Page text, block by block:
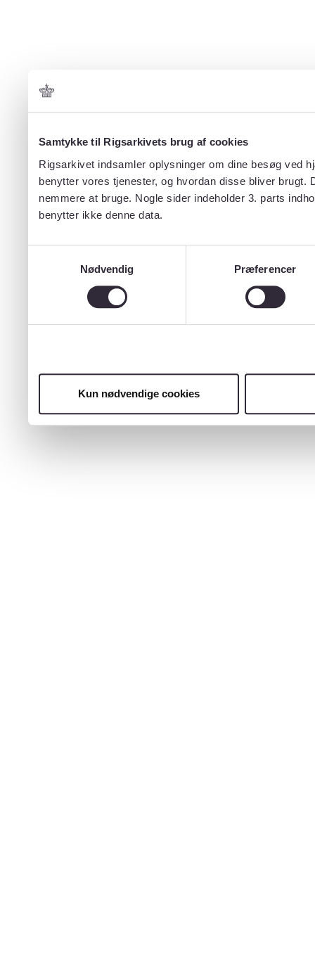
Samtykke til Rigsarkivets brug af cookies
Rigsarkivet indsamler oplysninger om dine besøg ved
benytter vores tjenester, og hvordan disse bliver
nemmere at bruge. Nogle sider indeholder 3. parts
benytter ikke denne data.
Nødvendig
Præferencer
Kun nødvendige cookies